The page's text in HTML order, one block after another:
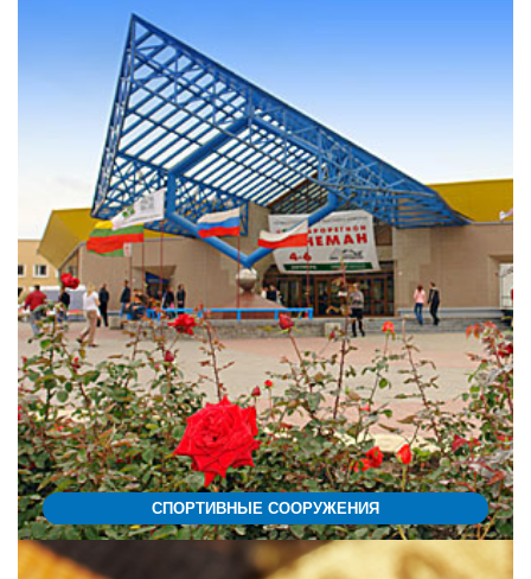
СПОРТИВНЫЕ СООРУЖЕНИЯ